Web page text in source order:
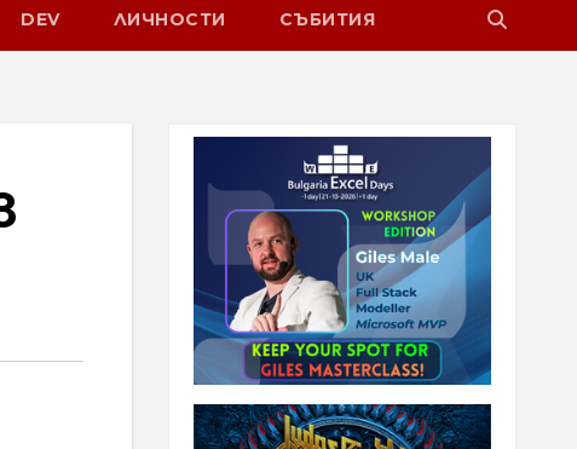
DEV ЛИЧНОСТИ СЪБИТИЯ